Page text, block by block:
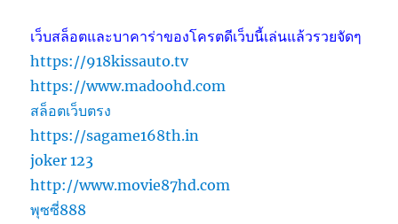
เว็บสล็อตและบาคาร่าของโครตดีเว็บนี้เล่นแล้วรวยจัดๆ
https://918kissauto.tv
https://www.madoohd.com
สล็อตเว็บตรง
https://sagame168th.in
joker 123
http://www.movie87hd.com
พุซซี่888